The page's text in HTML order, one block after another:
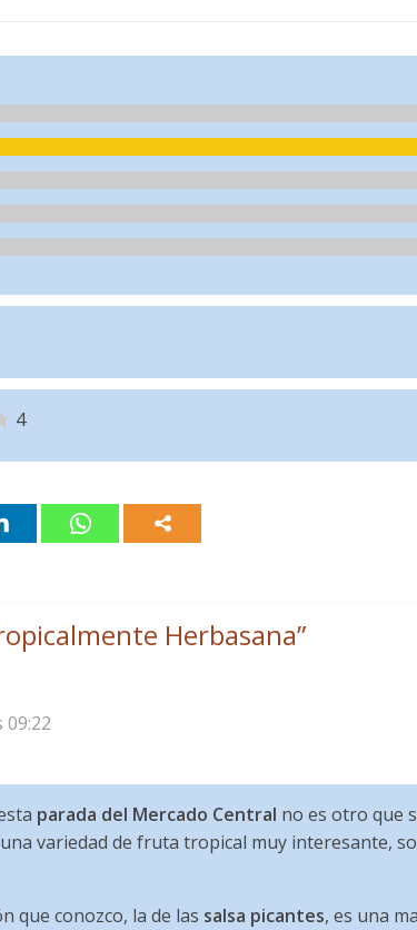
4
Herbasana”
09:22
parada del Mercado Central no es otro que
variedad de fruta tropical muy interesante,
que conozco, la de las salsa picantes, es una